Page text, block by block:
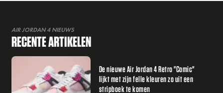
AIR JORDAN 4 NIEUWS
RECENTE ARTIKELEN
De nieuwe Air Jordan 4 Retro "Comic"
lijkt met zijn felle kleuren zo uit een
stripboek te komen